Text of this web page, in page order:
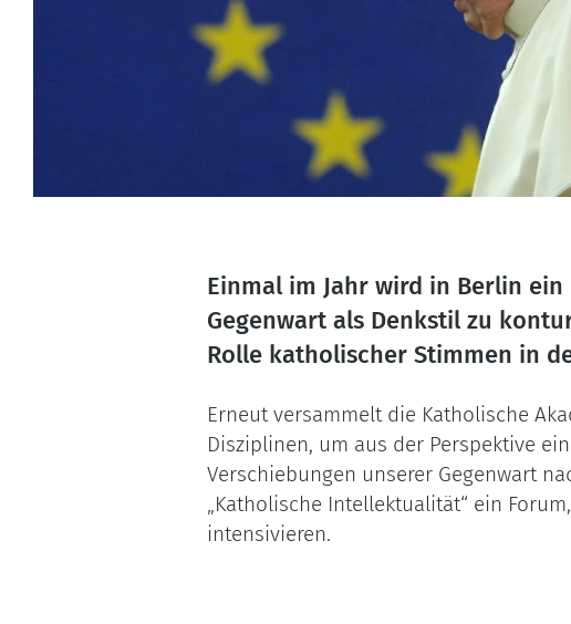
Einmal im Jahr wird in Berlin
Gegenwart als Denkstil zu
Rolle katholischer Stimmen in
Erneut versammelt die Katholische
Disziplinen, um aus der Perspektive
Verschiebungen unserer Gegenwart
„Katholische Intellektualität“ ein
intensivieren.